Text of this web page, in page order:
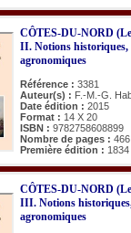
CÔTES-DU-NORD
II. Notions historiques,
agronomiques
Référence : 3381
Auteur(s) : F.-M.-G.
Date édition : 2015
Format : 14 X 20
ISBN : 9782758608899
Nombre de pages : 466
Première édition : 1834
CÔTES-DU-NORD
III. Notions
agronomiques